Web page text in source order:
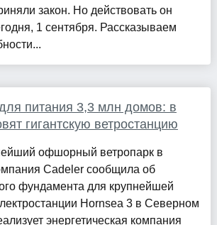
закон. Но действовать он
1 сентября. Рассказываем
для питания 3,3 млн домов: в
гигантскую ветростанцию
офшорный ветропарк в
Cadeler сообщила об
фундамента для крупнейшей
Hornsea 3 в Северном
энергетическая компания